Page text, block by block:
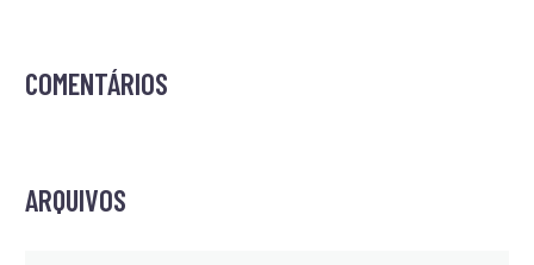
COMENTÁRIOS
ARQUIVOS